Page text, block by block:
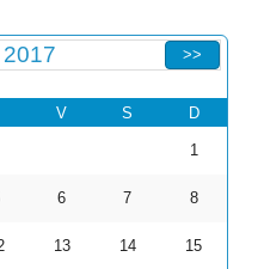
>>
V S D
1
6 7 8
13 14 15